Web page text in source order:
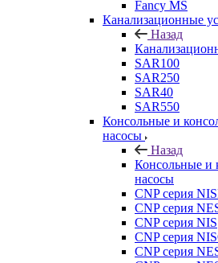
Fancy MS
Канализационные
Назад
SAR100
SAR250
SAR40
SAR550
Консольные и
насосы
Назад
Консольные и
насосы
CNP серия
CNP серия
CNP серия NIS
CNP серия
CNP серия